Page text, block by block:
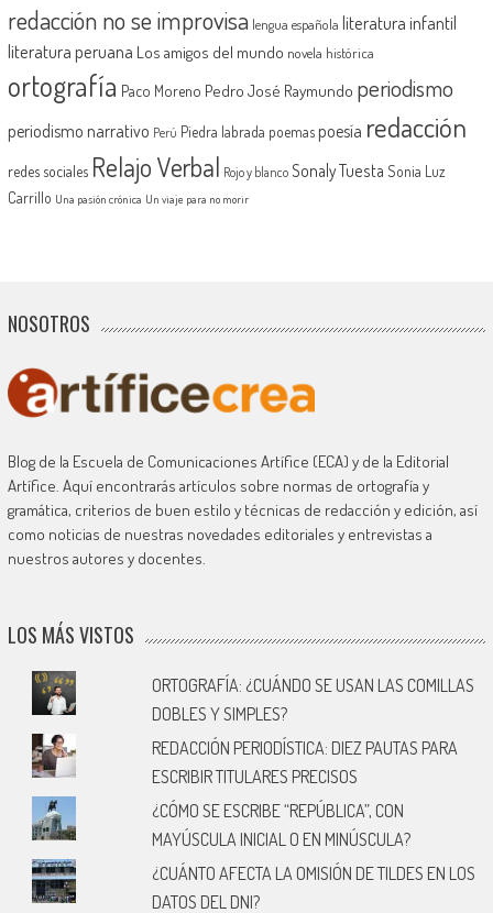
redacción no se improvisa lengua española literatura infantil
literatura peruana Los amigos del mundo novela histórica
ortografía Paco Moreno Pedro José Raymundo periodismo
periodismo narrativo Perú Piedra labrada poemas poesía redacción
redes sociales Relajo Verbal Rojo y blanco Sonaly Tuesta Sonia Luz
Carrillo Una pasión crónica Un viaje para no morir
NOSOTROS
Blog de la Escuela de Comunicaciones Artífice (ECA) y de la Editorial
Artífice. Aquí encontrarás artículos sobre normas de ortografía y
gramática, criterios de buen estilo y técnicas de redacción y edición, así
como noticias de nuestras novedades editoriales y entrevistas a
nuestros autores y docentes.
LOS MÁS VISTOS
ORTOGRAFÍA: ¿CUÁNDO SE USAN LAS COMILLAS
DOBLES Y SIMPLES?
REDACCIÓN PERIODÍSTICA: DIEZ PAUTAS PARA
ESCRIBIR TITULARES PRECISOS
¿CÓMO SE ESCRIBE “REPÚBLICA”, CON
MAYÚSCULA INICIAL O EN MINÚSCULA?
¿CUÁNTO AFECTA LA OMISIÓN DE TILDES EN LOS
DATOS DEL DNI?